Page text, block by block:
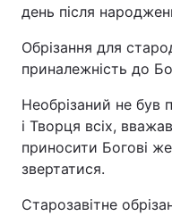
день після
Обрізання для
приналежність до
Необрізаний не був
і Творця всіх,
приносити Богові
звертатися.
Старозавітне